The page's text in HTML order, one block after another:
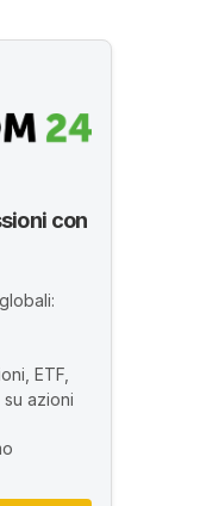
con
ETF,
azioni